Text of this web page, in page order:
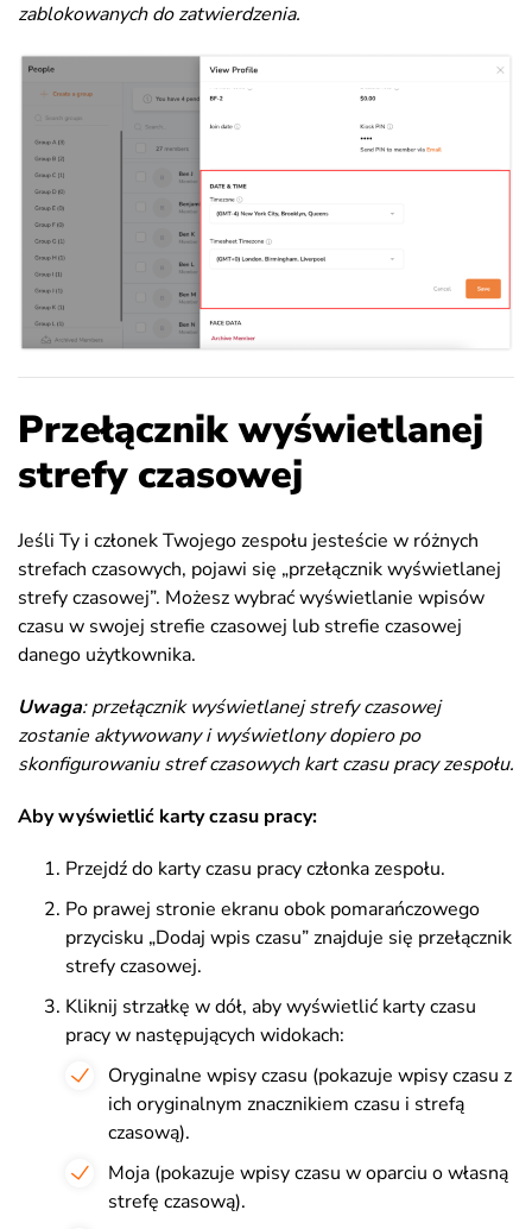
zablokowanych do zatwierdzenia.
Przełącznik wyświetlanej
strefy czasowej
Jeśli Ty i członek Twojego zespołu jesteście w różnych
strefach czasowych, pojawi się „przełącznik wyświetlanej
strefy czasowej”. Możesz wybrać wyświetlanie wpisów
czasu w swojej strefie czasowej lub strefie czasowej
danego użytkownika.
Uwaga: przełącznik wyświetlanej strefy czasowej
zostanie aktywowany i wyświetlony dopiero po
skonfigurowaniu stref czasowych kart czasu pracy zespołu.
Aby wyświetlić karty czasu pracy:
Przejdź do karty czasu pracy członka zespołu.
Po prawej stronie ekranu obok pomarańczowego
przycisku „Dodaj wpis czasu” znajduje się przełącznik
strefy czasowej.
Kliknij strzałkę w dół, aby wyświetlić karty czasu
pracy w następujących widokach:
Oryginalne wpisy czasu (pokazuje wpisy czasu z
ich oryginalnym znacznikiem czasu i strefą
czasową).
Moja (pokazuje wpisy czasu w oparciu o własną
strefę czasową).